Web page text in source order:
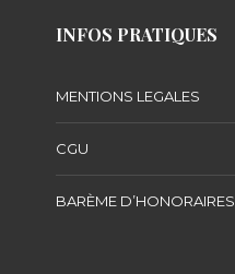
INFOS PRATIQUES
MENTIONS LEGALES
CGU
BARÈME D’HONORAIRES